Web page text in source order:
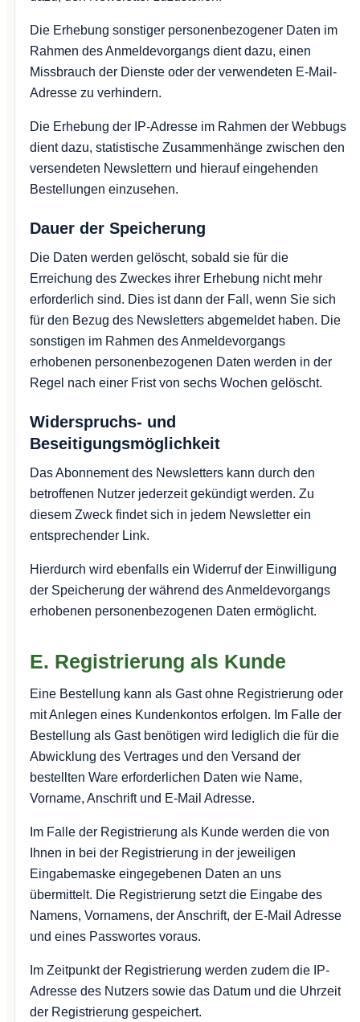
Die Erhebung sonstiger personenbezogener Daten im
Rahmen des Anmeldevorgangs dient dazu, einen
Missbrauch der Dienste oder der verwendeten E-Mail-
Adresse zu verhindern.
Die Erhebung der IP-Adresse im Rahmen der Webbugs
dient dazu, statistische Zusammenhänge zwischen den
versendeten Newslettern und hierauf eingehenden
Bestellungen einzusehen.
Dauer der Speicherung
Die Daten werden gelöscht, sobald sie für die
Erreichung des Zweckes ihrer Erhebung nicht mehr
erforderlich sind. Dies ist dann der Fall, wenn Sie sich
für den Bezug des Newsletters abgemeldet haben. Die
sonstigen im Rahmen des Anmeldevorgangs
erhobenen personenbezogenen Daten werden in der
Regel nach einer Frist von sechs Wochen gelöscht.
Widerspruchs- und
Beseitigungsmöglichkeit
Das Abonnement des Newsletters kann durch den
betroffenen Nutzer jederzeit gekündigt werden. Zu
diesem Zweck findet sich in jedem Newsletter ein
entsprechender Link.
Hierdurch wird ebenfalls ein Widerruf der Einwilligung
der Speicherung der während des Anmeldevorgangs
erhobenen personenbezogenen Daten ermöglicht.
E. Registrierung als Kunde
Eine Bestellung kann als Gast ohne Registrierung oder
mit Anlegen eines Kundenkontos erfolgen. Im Falle der
Bestellung als Gast benötigen wird lediglich die für die
Abwicklung des Vertrages und den Versand der
bestellten Ware erforderlichen Daten wie Name,
Vorname, Anschrift und E-Mail Adresse.
Im Falle der Registrierung als Kunde werden die von
Ihnen in bei der Registrierung in der jeweiligen
Eingabemaske eingegebenen Daten an uns
übermittelt. Die Registrierung setzt die Eingabe des
Namens, Vornamens, der Anschrift, der E-Mail Adresse
und eines Passwortes voraus.
Im Zeitpunkt der Registrierung werden zudem die IP-
Adresse des Nutzers sowie das Datum und die Uhrzeit
der Registrierung gespeichert.